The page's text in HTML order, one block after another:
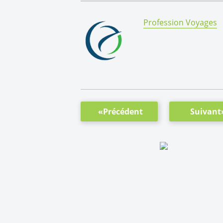
By:
Profession Voyages
«Précédent